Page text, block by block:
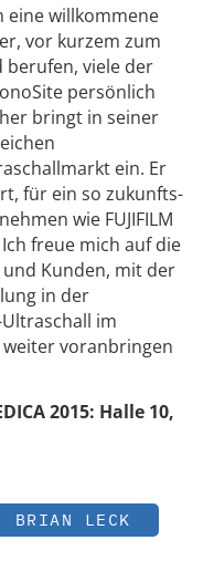
eine willkommene
vor kurzem zum
berufen, viele der
persönlich
bringt in seiner
ein. Er
für ein so zukunfts-
wie FUJIFILM
freue mich auf die
Kunden, mit der
in der
im
voranbringen
2015: Halle 10,
BRIAN LECK